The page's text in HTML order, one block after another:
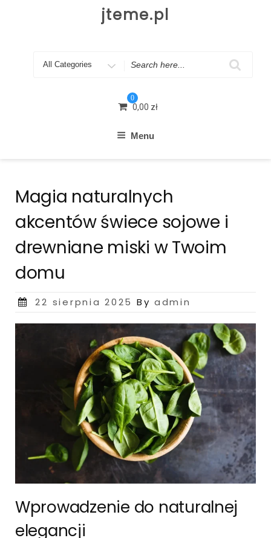
jteme.pl
Search
0
0,00 zł
Menu
Magia naturalnych
akcentów świece sojowe i
drewniane miski w Twoim
domu
Posted
22 sierpnia 2025 Byadmin
Wprowadzenie do naturalnej
elegancji